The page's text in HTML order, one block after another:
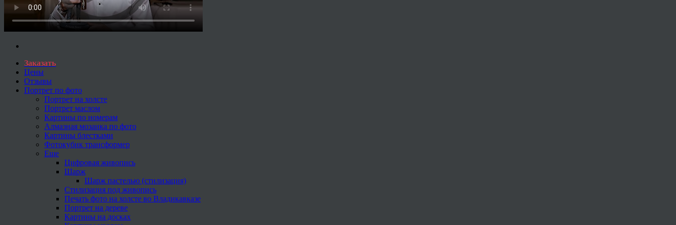
Заказать
Цены
Отзывы
Портрет по фото
Портрет на холсте
Портрет маслом
Картины по номерам
Алмазная мозаика по фото
Картины блестками
Фотокубик трансформер
Еще
Цифровая живопись
Шарж
Шарж пастелью (стилизация)
Стилизация под живопись
Печать фото на холсте во Владикавказе
Портрет на дереве
Картины на досках